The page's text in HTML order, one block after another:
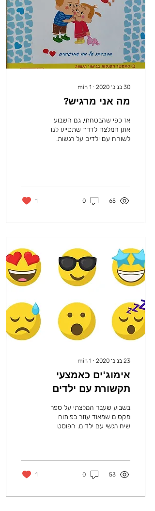
30 בנוב׳ 2020 ∙
1
min
מה אני מרגיש?
אז כפי שהבטחתי, גם השבוע
אתן המלצה לדרך שתסייע לנו
לשוחח עם ילדים על רגשות.
65
0
1
23 בנוב׳ 2020 ∙
1
min
אימוג'ים כאמצעי
תקשורת עם ילדים
בשבוע שעבר המלצתי על ספר
מקסים שמאוד עוזר בפיתוח
שיח רגשי עם ילדים. הפוסט
53
0
1